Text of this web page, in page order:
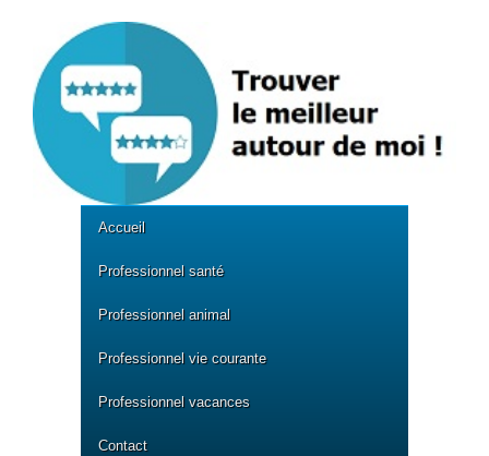
Accueil
Professionnel santé
Professionnel animal
Professionnel vie courante
Professionnel vacances
Contact